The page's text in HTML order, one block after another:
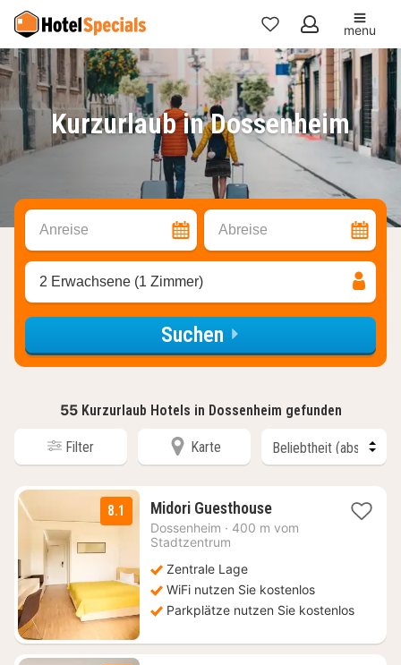
Meine
Favoriten
menu
Kurzurlaub in Dossenheim
Anreise Abreise
2 Erwachsene (1 Zimmer)
Suchen
55 Kurzurlaub Hotels in Dossenheim gefunden
Filter Karte
8.1 Midori Guesthouse1
Nacht
Dossenheim · 400 m vom
Stadtzentrum
Zentrale Lage
WiFi nutzen Sie kostenlos
Parkplätze nutzen Sie kostenlos